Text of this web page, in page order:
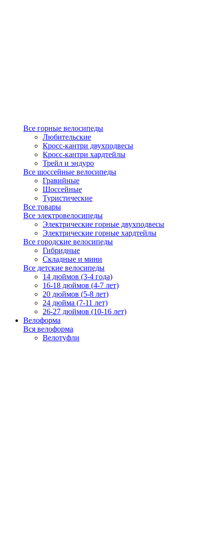
Все горные велосипеды
Любительские
Кросс-кантри двухподвесы
Кросс-кантри хардтейлы
Трейл и эндуро
Все шоссейные велосипеды
Гравийные
Шоссейные
Туристические
Все товары
Все электровелосипеды
Электрические горные двухподвесы
Электрические горные хардтейлы
Все городские велосипеды
Гибридные
Складные и мини
Все детские велосипеды
14 дюймов (3-4 года)
16-18 дюймов (4-7 лет)
20 дюймов (5-8 лет)
24 дюйма (7-11 лет)
26-27 дюймов (10-16 лет)
Велоформа
Вся велоформа
Велотуфли